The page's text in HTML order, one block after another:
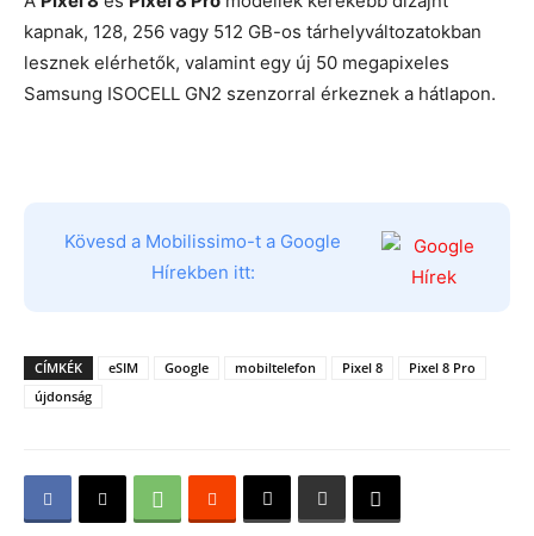
kapnak, 128, 256 vagy 512 GB-os tárhelyváltozatokban
lesznek elérhetők, valamint egy új 50 megapixeles
Samsung ISOCELL GN2 szenzorral érkeznek a hátlapon.
Kövesd a Mobilissimo-t a Google
Hírekben itt:
CÍMKÉK eSIM Google mobiltelefon Pixel 8
Pixel 8 Pro
újdonság